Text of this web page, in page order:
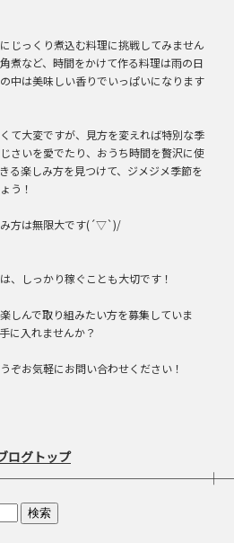
じっくり煮込む料理に挑戦してみません
煮など、時間をかけて作る料理は雨の日
中は美味しい香りでいっぱいになります
て大変ですが、見方を変えれば特別な季
さいを愛でたり、おうち時間を贅沢に使
る楽しみ方を見つけて、ジメジメ季節を
う！
み方は無限大です(´▽`)/
、しっかり稼ぐことも大切です！
しんで取り組みたい方を募集していま
に入れませんか？
ぞお気軽にお問い合わせください！
ログトップ